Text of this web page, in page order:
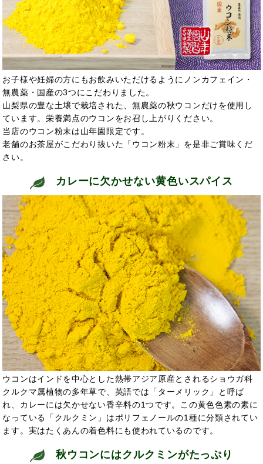
お子様や妊婦の方にもお飲みいただけるようにノンカフェイン・
無農薬・国産の3つにこだわりました。
山梨県の豊な土壌で栽培された、無農薬の秋ウコンだけを使用し
ています。栄養満点のウコンをお召し上がりください。
当店のウコン粉末は山年園限定です。
老舗のお茶屋がこだわり抜いた「ウコン粉末」を是非ご賞味くだ
さい。
カレーに欠かせない黄色いスパイス
ウコンはインドを中心とした熱帯アジア原産とされるショウガ科
クルクマ属植物の多年草で、英語では「ターメリック」と呼ば
れ、カレーには欠かせない香辛料の1つです。この黄色色素の素に
なっている「クルクミン」はポリフェノールの1種に分類されてい
ます。実はたくあんの着色料にも使われているのです。
秋ウコンにはクルクミンがたっぷり